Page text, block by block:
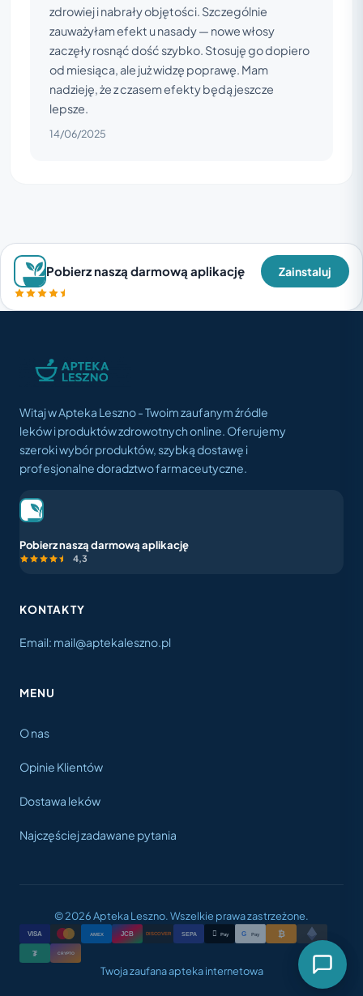
zdrowiej i nabrały objętości. Szczególnie
zauważyłam efekt u nasady — nowe włosy
zaczęły rosnąć dość szybko. Stosuję go dopiero
od miesiąca, ale już widzę poprawę. Mam
nadzieję, że z czasem efekty będą jeszcze
lepsze.
14/06/2025
Pobierz naszą darmową aplikację Zainstaluj
Witaj w Apteka Leszno - Twoim zaufanym źródle
leków i produktów zdrowotnych online. Oferujemy
szeroki wybór produktów, szybką dostawę i
profesjonalne doradztwo farmaceutyczne.
Pobierz naszą darmową aplikację
4,3
KONTAKTY
Email: mail@aptekaleszno.pl
MENU
O nas
Opinie Klientów
Dostawa leków
Najczęściej zadawane pytania
© 2026 Apteka Leszno. Wszelkie prawa zastrzeżone.
VISA AMEX JCB DISCOVER SEPA  Pay G Pay ₿
₮ CRYPTO
Twoja zaufana apteka internetowa